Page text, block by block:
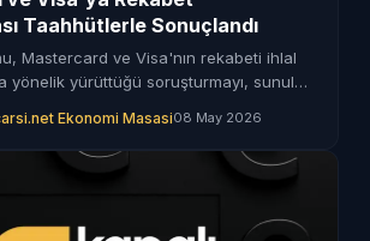
Taahhütlerle Sonuçlandı
Mastercard ve Visa'nın rekabeti ihlal
yönelik yürüttüğü soruşturmayı, sunulan
Ekonomi Masasi08 May 2026